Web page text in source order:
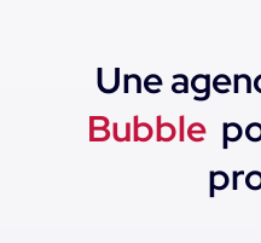
Une
Bubble